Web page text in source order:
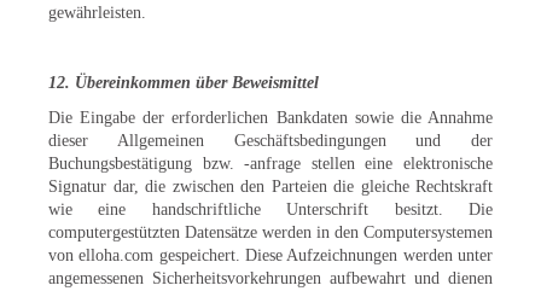
gewährleisten.
12. Übereinkommen über Beweismittel
Die Eingabe der erforderlichen Bankdaten sowie die Annahme
dieser Allgemeinen Geschäftsbedingungen und der
Buchungsbestätigung bzw. -anfrage stellen eine elektronische
Signatur dar, die zwischen den Parteien die gleiche Rechtskraft
wie eine handschriftliche Unterschrift besitzt. Die
computergestützten Datensätze werden in den Computersystemen
von elloha.com gespeichert. Diese Aufzeichnungen werden unter
angemessenen Sicherheitsvorkehrungen aufbewahrt und dienen